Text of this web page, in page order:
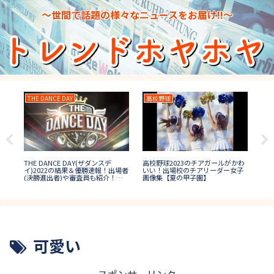
～世間で話題の様々なニュースをお届け!!～
THE DANCE DAY
THE DANCE DAY(ザダンスデ
イ)2022の結果＆優勝速報！出場者
(決勝進出者)や審査員も紹介！
高校野球
高校野球2023のチアガールがかわ
いい！出場校のチアリーダー女子
画像集【夏の甲子園】
可愛い